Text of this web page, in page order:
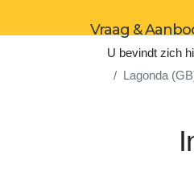
Vraag &
U bevindt zich
Lagonda